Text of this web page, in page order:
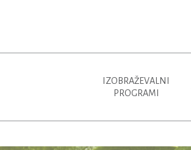
IZOBRAŽEVALNI
PROGRAMI